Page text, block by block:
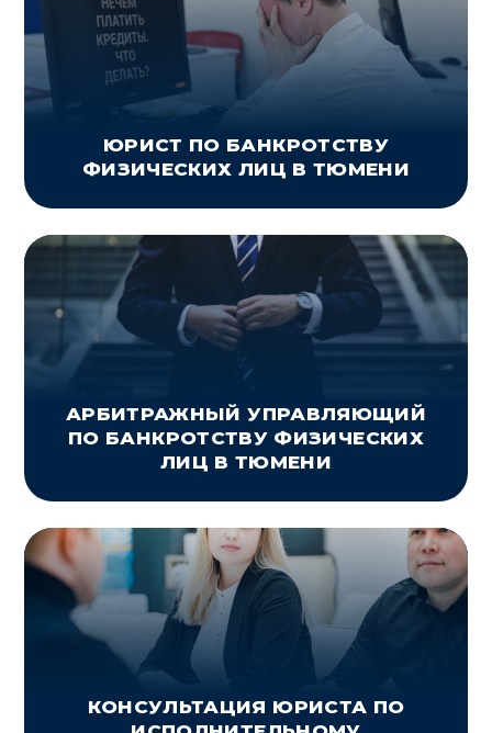
ЮРИСТ ПО БАНКРОТСТВУ
ФИЗИЧЕСКИХ ЛИЦ В ТЮМЕНИ
АРБИТРАЖНЫЙ УПРАВЛЯЮЩИЙ
ПО БАНКРОТСТВУ ФИЗИЧЕСКИХ
ЛИЦ В ТЮМЕНИ
КОНСУЛЬТАЦИЯ ЮРИСТА ПО